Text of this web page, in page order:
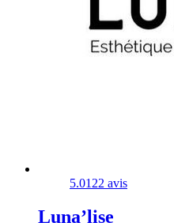
5.0122 avis
Luna’lise